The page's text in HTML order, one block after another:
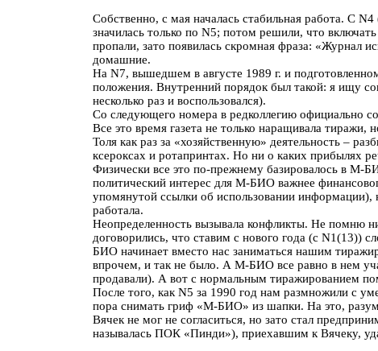
Собственно, с мая началась стабильная работа. С
значилась только по N5; потом решили, что
пропали, зато появилась скромная фраза: «Журнал
домашние.
На N7, вышедшем в августе 1989 г. и
положения. Внутренний порядок был такой: я ищу
несколько раз и воспользовался).
Со следующего номера в редколлегию официально
Все это время газета не только наращивала
Толя как раз за «хозяйственную» деятельность –
ксероксах и ротапринтах. Но ни о каких прибылях
Физически все это по-прежнему базировалось в М-
политический интерес для М-БИО важнее
упомянутой ссылки об использовании информации),
работала.
Неопределенность вызывала конфликты. Не помню
договорились, что ставим с нового года (с N1(13))
БИО начинает вместо нас заниматься нашим
впрочем, и так не было. А М-БИО все равно в нем
продавали). А вот с нормальным тиражированием
После того, как N5 за 1990 год нам размножили с
пора снимать гриф «М-БИО» из шапки. На это,
Вячек не мог не согласиться, но зато стал
называлась ПОК «Пинди»), приехавшим к Вячеку,